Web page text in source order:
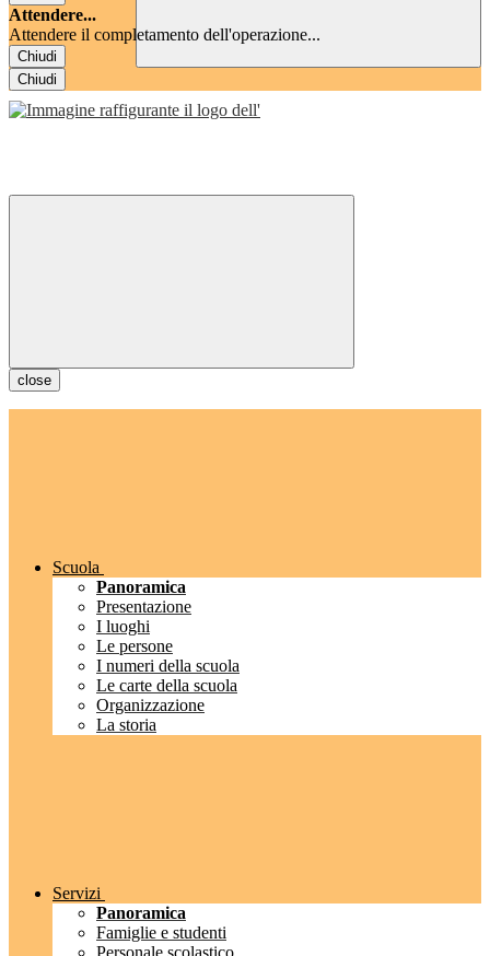
Attendere...
Attendere il completamento dell'operazione...
Chiudi
Chiudi
close
Scuola
Panoramica
Presentazione
I luoghi
Le persone
I numeri della scuola
Le carte della scuola
Organizzazione
La storia
Servizi
Panoramica
Famiglie e studenti